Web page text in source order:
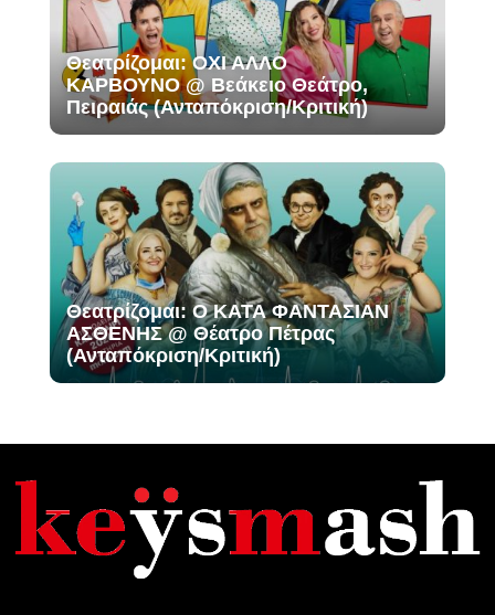
Θεατρίζομαι: ΟΧΙ ΑΛΛΟ
ΚΑΡΒΟΥΝΟ @ Βεάκειο Θεάτρο,
Πειραιάς (Ανταπόκριση/Κριτική)
Θεατρίζομαι: Ο ΚΑΤΑ ΦΑΝΤΑΣΙΑΝ
ΑΣΘΕΝΗΣ @ Θέατρο Πέτρας
(Ανταπόκριση/Κριτική)